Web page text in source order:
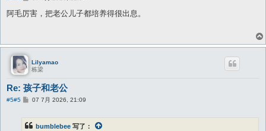
阿毛厉害，把老公儿子都培养得很出息。
Lilyamao
栋梁
Re: 孩子和老公
#5#5
帖
07 7月 2026, 21:09
bumblebee 写了：